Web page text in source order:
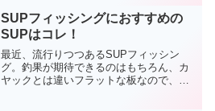
リーがあまり持たない。カメラ本体をコ
ンパクトにすると、ど...
SUPフィッシングにおすすめの
SUPはコレ！
最近、流行りつつあるSUPフィッシン
グ。釣果が期待できるのはもちろん、カ
ヤックとは違いフラットな板なので、立